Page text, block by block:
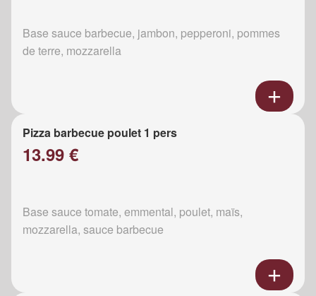
Base sauce barbecue, jambon, pepperoni, pommes
de terre, mozzarella
Pizza barbecue poulet 1 pers
13.99 €
Base sauce tomate, emmental, poulet, maïs,
mozzarella, sauce barbecue